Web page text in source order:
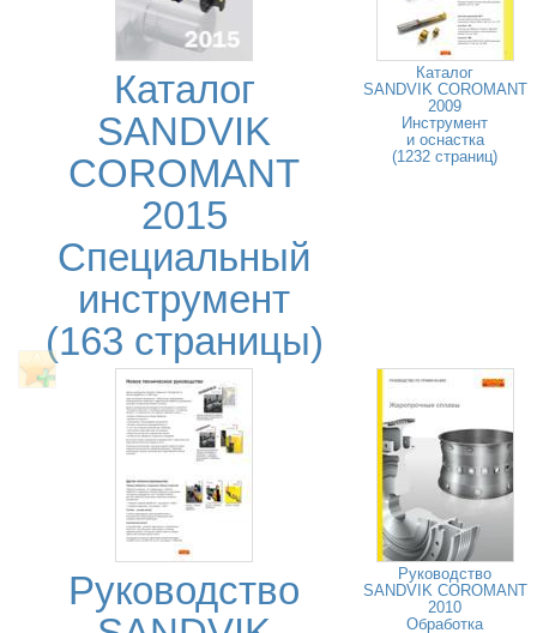
Каталог
SANDVIK
COROMANT
2015
Специальный
инструмент
(163 страницы)
Каталог
SANDVIK COROMANT
2009
Инструмент
и оснастка
(1232 страниц)
Руководство
Руководство
SANDVIK COROMANT
2010
Обработка